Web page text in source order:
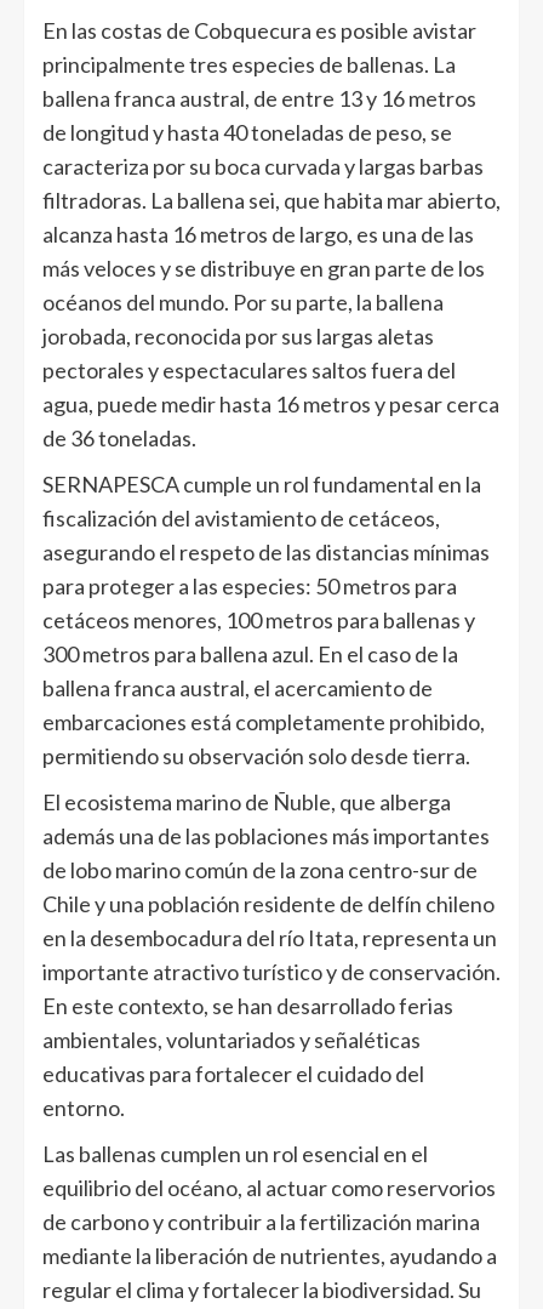
En las costas de Cobquecura es posible avistar
principalmente tres especies de ballenas. La
ballena franca austral, de entre 13 y 16 metros
de longitud y hasta 40 toneladas de peso, se
caracteriza por su boca curvada y largas barbas
filtradoras. La ballena sei, que habita mar abierto,
alcanza hasta 16 metros de largo, es una de las
más veloces y se distribuye en gran parte de los
océanos del mundo. Por su parte, la ballena
jorobada, reconocida por sus largas aletas
pectorales y espectaculares saltos fuera del
agua, puede medir hasta 16 metros y pesar cerca
de 36 toneladas.
SERNAPESCA cumple un rol fundamental en la
fiscalización del avistamiento de cetáceos,
asegurando el respeto de las distancias mínimas
para proteger a las especies: 50 metros para
cetáceos menores, 100 metros para ballenas y
300 metros para ballena azul. En el caso de la
ballena franca austral, el acercamiento de
embarcaciones está completamente prohibido,
permitiendo su observación solo desde tierra.
El ecosistema marino de Ñuble, que alberga
además una de las poblaciones más importantes
de lobo marino común de la zona centro-sur de
Chile y una población residente de delfín chileno
en la desembocadura del río Itata, representa un
importante atractivo turístico y de conservación.
En este contexto, se han desarrollado ferias
ambientales, voluntariados y señaléticas
educativas para fortalecer el cuidado del
entorno.
Las ballenas cumplen un rol esencial en el
equilibrio del océano, al actuar como reservorios
de carbono y contribuir a la fertilización marina
mediante la liberación de nutrientes, ayudando a
regular el clima y fortalecer la biodiversidad. Su